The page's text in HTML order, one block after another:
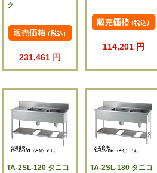
ク
231,461 円
114,201 円
TA-2SL-120 タニコ TA-2SL-180 タニコ